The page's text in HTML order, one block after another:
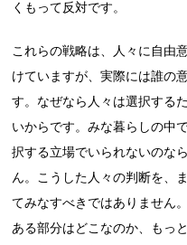
くもって反対です。
これらの戦略は、人々に自由
けていますが、実際には誰の
す。なぜなら人々は選択する
いからです。みな暮らしの中
択する立場でいられないのな
ん。こうした人々の判断を、
てみなすべきではありません
ある部分はどこなのか、もっ